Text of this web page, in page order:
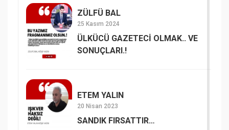
ZÜLFÜ BAL
25 Kasım 2024
ÜLKÜCÜ GAZETECİ OLMAK.. VE
SONUÇLARI.!
ETEM YALIN
20 Nisan 2023
SANDIK FIRSATTIR…